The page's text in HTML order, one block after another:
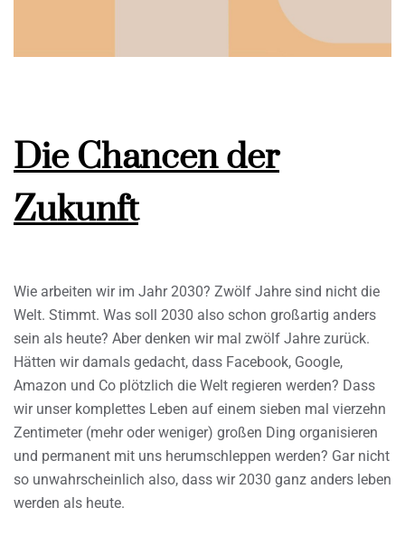
Die Chancen der
Zukunft
Wie arbeiten wir im Jahr 2030? Zwölf Jahre sind nicht die
Welt. Stimmt. Was soll 2030 also schon großartig anders
sein als heute? Aber denken wir mal zwölf Jahre zurück.
Hätten wir damals gedacht, dass Facebook, Google,
Amazon und Co plötzlich die Welt regieren werden? Dass
wir unser komplettes Leben auf einem sieben mal vierzehn
Zentimeter (mehr oder weniger) großen Ding organisieren
und permanent mit uns herumschleppen werden? Gar nicht
so unwahrscheinlich also, dass wir 2030 ganz anders leben
werden als heute.